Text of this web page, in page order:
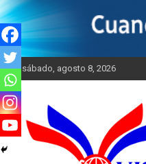
Saltar
al
contenido
sábado, agosto 8, 2026